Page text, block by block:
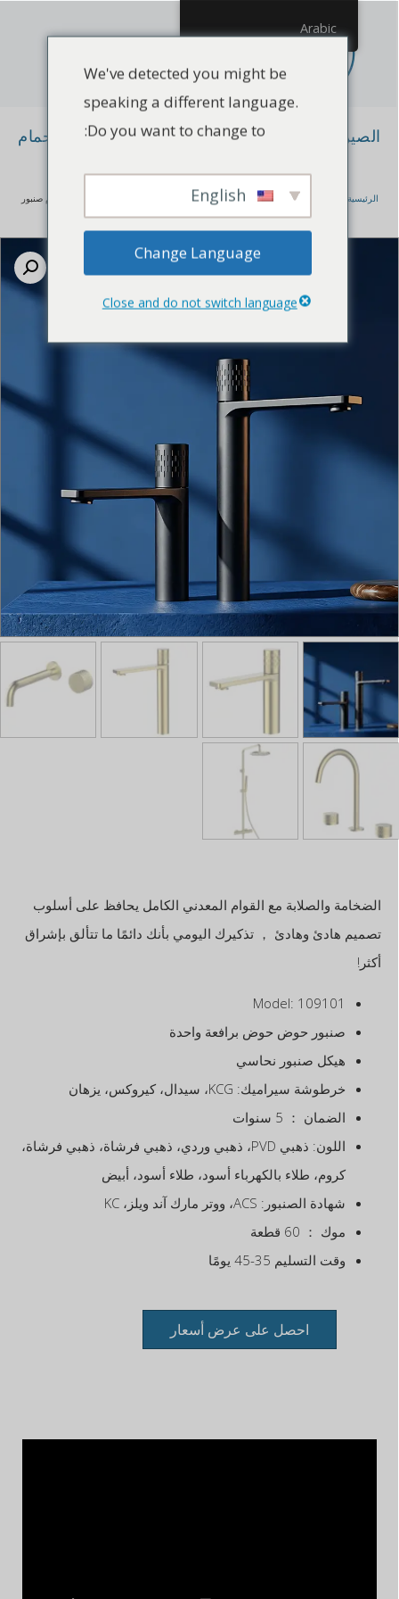
الصين الشركة المصنعة للصنابير صنبور حوض الحمام
الرئيسية /صنبور الحمام
/ الشركة المصنعة للصنابير الصينية صنبور حوض الحمام صنبور
الضخامة والصلابة مع القوام المعدني الكامل يحافظ على أسلوب
تصميم هادئ وهادئ ， تذكيرك اليومي بأنك دائمًا ما تتألق بإشراق
أكثر!
Model: 109101
صنبور حوض حوض برافعة واحدة
هيكل صنبور نحاسي
خرطوشة سيراميك: KCG، سيدال، كيروكس، يزهان
الضمان ： 5 سنوات
اللون: ذهبي PVD، ذهبي وردي، ذهبي فرشاة، ذهبي فرشاة،
كروم، طلاء بالكهرباء أسود، طلاء أسود، أبيض
شهادة الصنبور: ACS، ووتر مارك آند ويلز، KC
موك ： 60 قطعة
وقت التسليم 35-45 يومًا
احصل على عرض أسعار
Arabic
We've detected you might be
speaking a different language.
Do you want to change to:
Change Language
Close and do not switch language